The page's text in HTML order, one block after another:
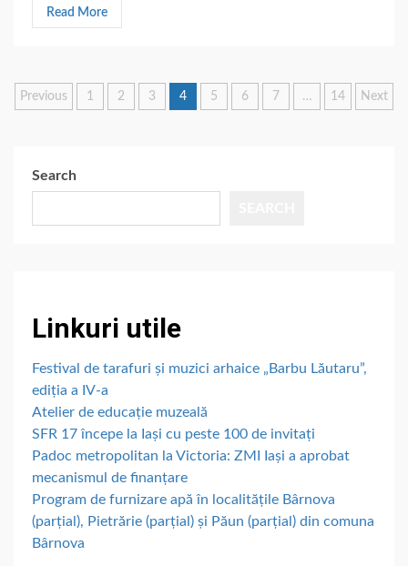
Read More
Posts
Previous 1 2 3 4 5 6 7 … 14 Next
Search
Linkuri utile
Festival de tarafuri și muzici arhaice „Barbu Lăutaru”,
ediția a IV-a
Atelier de educație muzeală
SFR 17 începe la Iași cu peste 100 de invitați
Padoc metropolitan la Victoria: ZMI Iași a aprobat
mecanismul de finanțare
Program de furnizare apă în localitățile Bârnova
(parțial), Pietrărie (parțial) și Păun (parțial) din comuna
Bârnova